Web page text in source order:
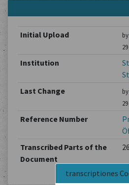
transcriptiones
Initial Upload by
Institution
Last Change
by
Reference Number
Transcribed Parts of the
Document
26